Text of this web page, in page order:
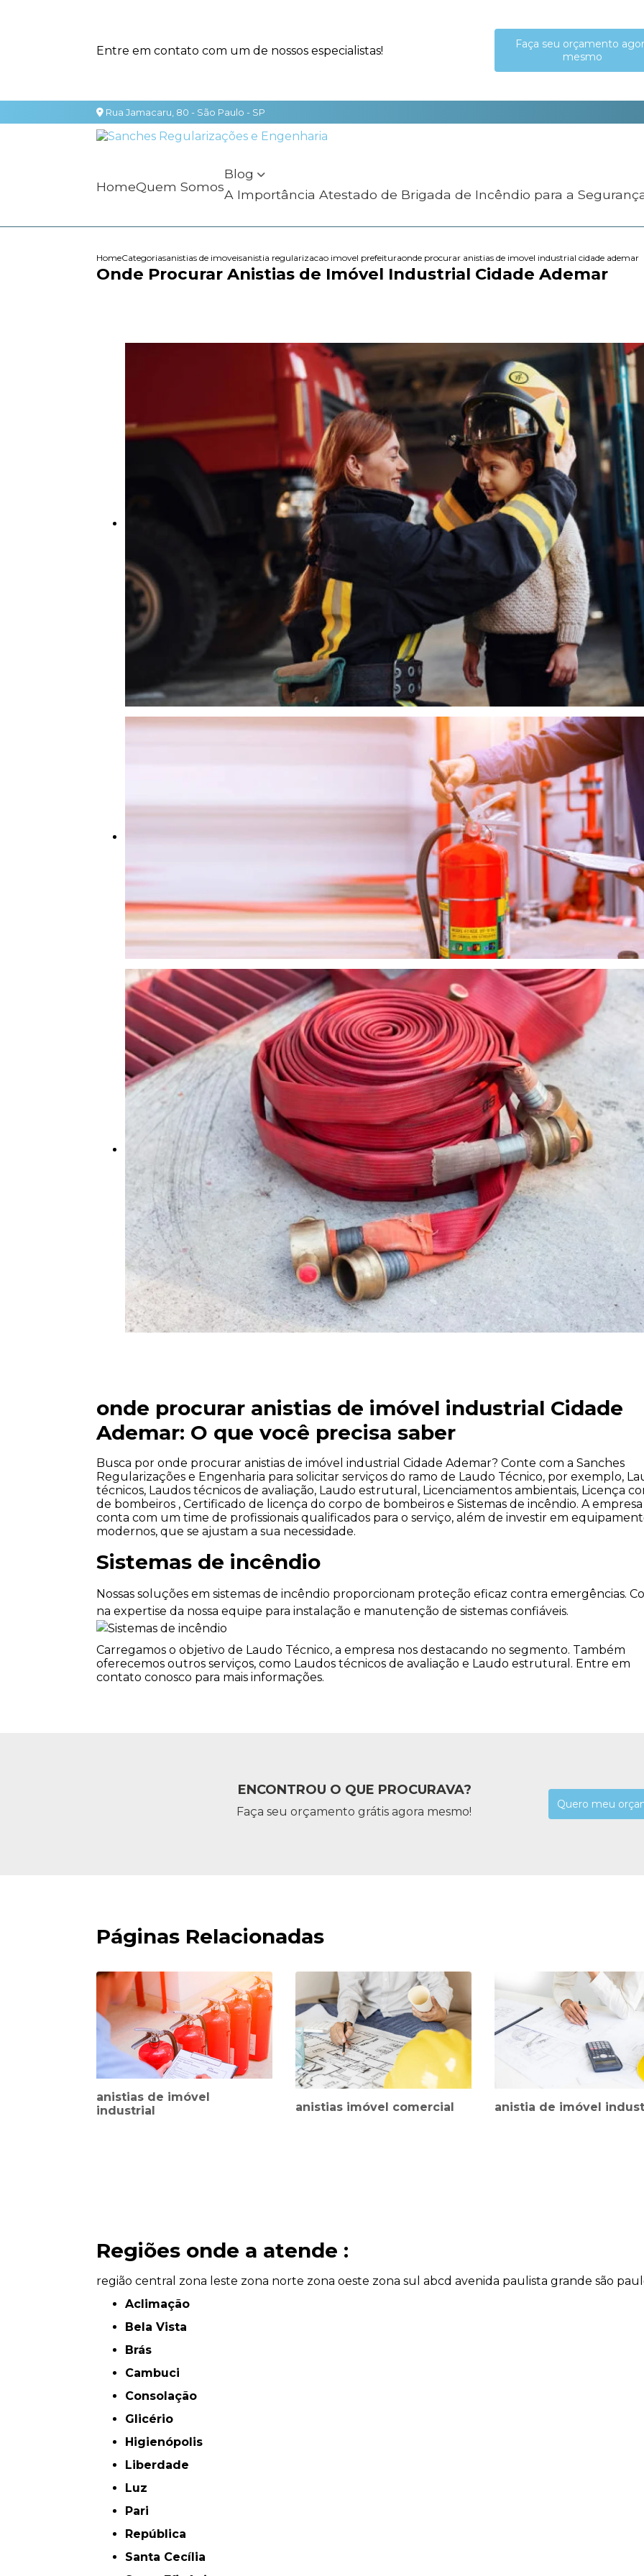
Entre em contato com um de nossos especialistas!
Faça seu orçamento
mesmo
Rua Jamacaru, 80 - São Paulo - SP
Home Quem Somos
Blog
A Importância Atestado de Brigada de Incêndio para a
HomeCategoriasanistias de imoveisanistia regularizacao imovel prefeituraonde procurar anistias de imovel industrial cidade ademar
Onde Procurar Anistias de Imóvel Industrial Cidade Ademar
onde procurar anistias de imóvel industrial Cidade
Ademar: O que você precisa saber
Busca por onde procurar anistias de imóvel industrial Cidade Ademar? Conte com a Sanches
Regularizações e Engenharia para solicitar serviços do ramo de Laudo Técnico, por exemplo,
técnicos, Laudos técnicos de avaliação, Laudo estrutural, Licenciamentos ambientais, Licença
de bombeiros , Certificado de licença do corpo de bombeiros e Sistemas de incêndio. A empresa
conta com um time de profissionais qualificados para o serviço, além de investir em
modernos, que se ajustam a sua necessidade.
Sistemas de incêndio
Nossas soluções em sistemas de incêndio proporcionam proteção eficaz contra emergências.
na expertise da nossa equipe para instalação e manutenção de sistemas confiáveis.
Carregamos o objetivo de Laudo Técnico, a empresa nos destacando no segmento. Também
oferecemos outros serviços, como Laudos técnicos de avaliação e Laudo estrutural. Entre em
contato conosco para mais informações.
ENCONTROU O QUE PROCURAVA?
Faça seu orçamento grátis agora mesmo!
Quero meu
Páginas Relacionadas
anistias de imóvel
industrial
anistias imóvel comercial anistia de imóvel
Regiões onde a atende :
região central zona leste zona norte zona oeste zona sul abcd avenida paulista grande são
Aclimação
Bela Vista
Brás
Cambuci
Consolação
Glicério
Higienópolis
Liberdade
Luz
Pari
República
Santa Cecília